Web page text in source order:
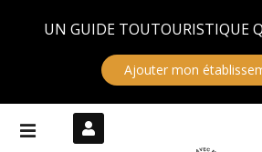
UN GUIDE TOUTOURISTIQUE
Ajouter mon